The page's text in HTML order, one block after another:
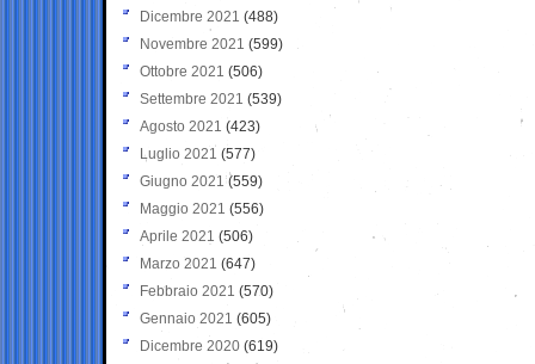
Dicembre 2021 (488)
Novembre 2021 (599)
Ottobre 2021 (506)
Settembre 2021 (539)
Agosto 2021 (423)
Luglio 2021 (577)
Giugno 2021(559)
Maggio 2021 (556)
Aprile 2021 (506)
Marzo 2021 (647)
Febbraio 2021 (570)
Gennaio 2021 (605)
Dicembre 2020 (619)